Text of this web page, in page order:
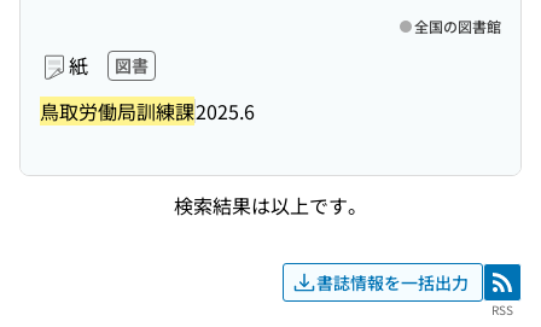
紙 図書
鳥取労働局訓練課2025.6
全国の図書館
検索結果は以上です。
書誌情報を一括出力 RSS
RSS